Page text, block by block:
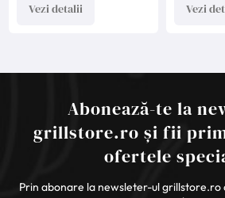
Vezi detalii
Vezi
Abonează-te la
grillstore.ro și fii
ofertele
Prin abonare la newsleter-ul grillstore.ro